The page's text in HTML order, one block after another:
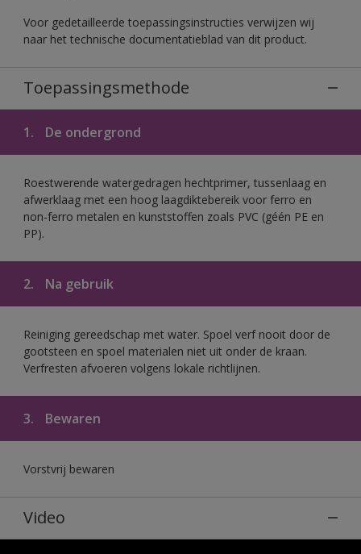
Voor gedetailleerde toepassingsinstructies verwijzen wij
naar het technische documentatieblad van dit product.
Toepassingsmethode
1. De ondergrond
Roestwerende watergedragen hechtprimer, tussenlaag en
afwerklaag met een hoog laagdiktebereik voor ferro en
non-ferro metalen en kunststoffen zoals PVC (géén PE en
PP).
2. Na gebruik
Reiniging gereedschap met water. Spoel verf nooit door de
gootsteen en spoel materialen niet uit onder de kraan.
Verfresten afvoeren volgens lokale richtlijnen.
3. Bewaren
Vorstvrij bewaren
Video